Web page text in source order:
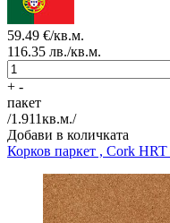
59.49 €/кв.м.
116.35 лв./кв.м.
+ -
пакет
/1.911кв.м./
Добави в количката
Корков паркет , Cork HRT